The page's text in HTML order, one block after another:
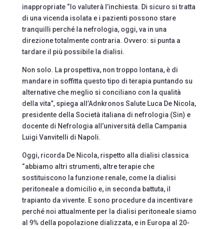
inappropriate “lo valuterà l’inchiesta. Di sicuro si tratta
di una vicenda isolata e i pazienti possono stare
tranquilli perché la nefrologia, oggi, va in una
direzione totalmente contraria. Ovvero: si punta a
tardare il più possibile la dialisi.
Non solo. La prospettiva, non troppo lontana, è di
mandare in soffitta questo tipo di terapia puntando su
alternative che meglio si conciliano con la qualità
della vita”, spiega all’Adnkronos Salute Luca De Nicola,
presidente della Società italiana di nefrologia (Sin) e
docente di Nefrologia all’università della Campania
Luigi Vanvitelli di Napoli.
Oggi, ricorda De Nicola, rispetto alla dialisi classica
“abbiamo altri strumenti, altre terapie che
sostituiscono la funzione renale, come la dialisi
peritoneale a domicilio e, in seconda battuta, il
trapianto da vivente. E sono procedure da incentivare
perché noi attualmente per la dialisi peritoneale siamo
al 9% della popolazione dializzata, e in Europa al 20-